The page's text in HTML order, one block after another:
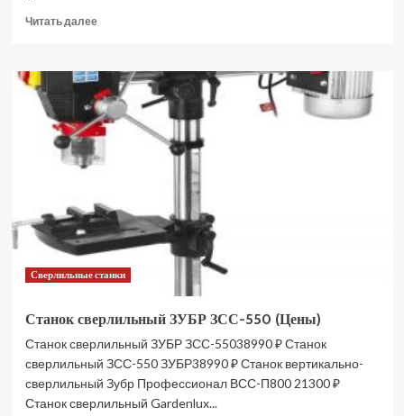
Читать далееПрочитать
Станок
сверлильный
NORDBERG
ND1660
ЦБ-00009244
(Цены)
Сверлильные станки
Станок сверлильный ЗУБР ЗСС-550 (Цены)
Станок сверлильный ЗУБР ЗСС-55038990 ₽ Станок
сверлильный ЗСС-550 ЗУБР38990 ₽ Станок вертикально-
сверлильный Зубр Профессионал ВСС-П800 21300 ₽
Станок сверлильный Gardenlux...